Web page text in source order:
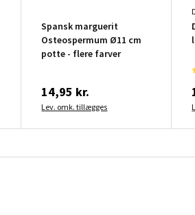
Spansk marguerit
Osteospermum Ø11 cm
potte - flere farver
14,95 kr.
Lev. omk. tillægges